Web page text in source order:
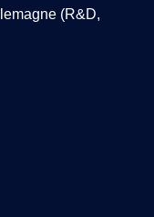
(R&D,